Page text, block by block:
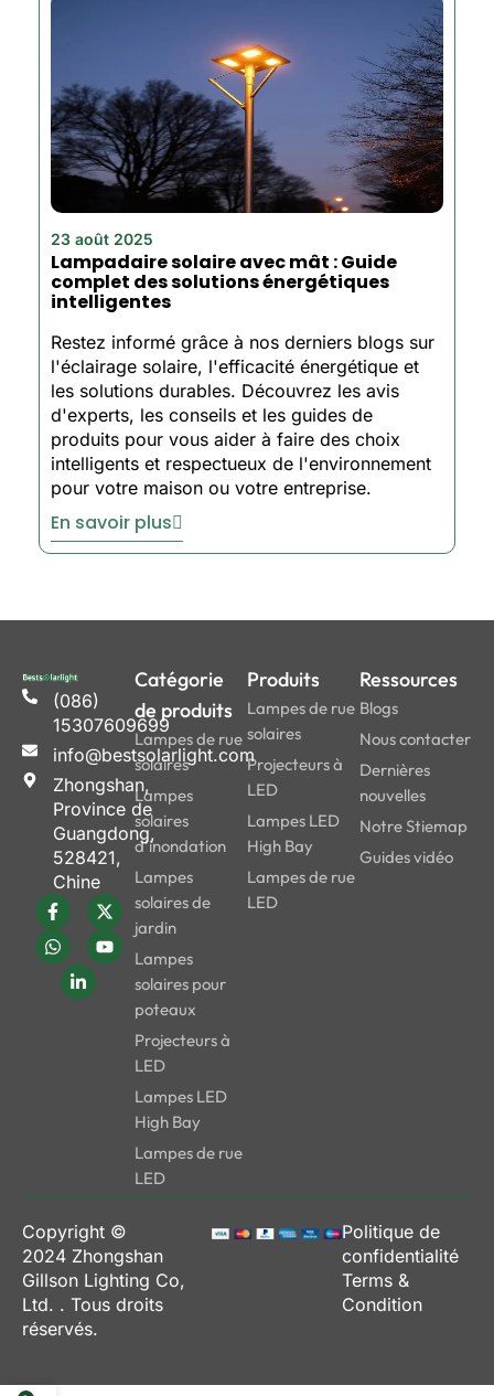
23 août 2025
Lampadaire solaire avec mât : Guide
complet des solutions énergétiques
intelligentes
Restez informé grâce à nos derniers blogs sur
l'éclairage solaire, l'efficacité énergétique et
les solutions durables. Découvrez les avis
d'experts, les conseils et les guides de
produits pour vous aider à faire des choix
intelligents et respectueux de l'environnement
pour votre maison ou votre entreprise.
En savoir plus
(086)
15307609699
info@bestsolarlight.com
Zhongshan,
Province de
Guangdong,
528421,
Chine
Catégorie
de produits
Lampes de rue
solaires
Lampes
solaires
d'inondation
Lampes
solaires de
jardin
Lampes
solaires pour
poteaux
Projecteurs à
LED
Lampes LED
High Bay
Lampes de rue
LED
Produits
Lampes de rue
solaires
Projecteurs à
LED
Lampes LED
High Bay
Lampes de rue
LED
Ressources
Blogs
Nous contacter
Dernières
nouvelles
Notre Stiemap
Guides vidéo
Copyright ©
2024 Zhongshan
Gillson Lighting Co,
Ltd. . Tous droits
réservés.
Politique de
confidentialité
Terms &
Condition